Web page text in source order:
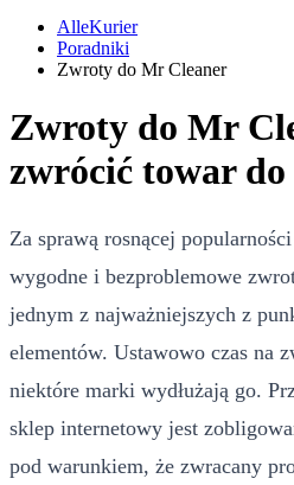
AlleKurier
Poradniki
Zwroty do Mr Cleaner
Zwroty do Mr
zwrócić towar
Za sprawą rosnącej
wygodne i bezproblemowe
jednym z najważniejszych z
elementów. Ustawowo czas na
niektóre marki wydłużają go.
sklep internetowy jest
pod warunkiem, że zwracany